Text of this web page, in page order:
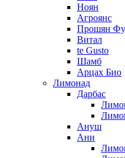
Ноян
Агроянс
Прошян
Витал
te Gusto
Шамб
Арцах Био
Лимонад
Дарбас
Ануш
Ани